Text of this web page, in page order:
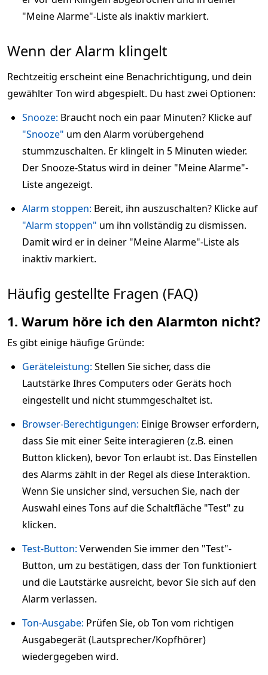
"Meine Alarme"-Liste als inaktiv markiert.
Wenn der Alarm klingelt
Rechtzeitig erscheint eine Benachrichtigung, und dein
gewählter Ton wird abgespielt. Du hast zwei Optionen:
Snooze: Braucht noch ein paar Minuten? Klicke auf
"Snooze" um den Alarm vorübergehend
stummzuschalten. Er klingelt in 5 Minuten wieder.
Der Snooze-Status wird in deiner "Meine Alarme"-
Liste angezeigt.
Alarm stoppen: Bereit, ihn auszuschalten? Klicke auf
"Alarm stoppen" um ihn vollständig zu dismissen.
Damit wird er in deiner "Meine Alarme"-Liste als
inaktiv markiert.
Häufig gestellte Fragen (FAQ)
1. Warum höre ich den Alarmton nicht?
Es gibt einige häufige Gründe:
Geräteleistung: Stellen Sie sicher, dass die
Lautstärke Ihres Computers oder Geräts hoch
eingestellt und nicht stummgeschaltet ist.
Browser-Berechtigungen: Einige Browser erfordern,
dass Sie mit einer Seite interagieren (z.B. einen
Button klicken), bevor Ton erlaubt ist. Das Einstellen
des Alarms zählt in der Regel als diese Interaktion.
Wenn Sie unsicher sind, versuchen Sie, nach der
Auswahl eines Tons auf die Schaltfläche "Test" zu
klicken.
Test-Button: Verwenden Sie immer den "Test"-
Button, um zu bestätigen, dass der Ton funktioniert
und die Lautstärke ausreicht, bevor Sie sich auf den
Alarm verlassen.
Ton-Ausgabe: Prüfen Sie, ob Ton vom richtigen
Ausgabegerät (Lautsprecher/Kopfhörer)
wiedergegeben wird.